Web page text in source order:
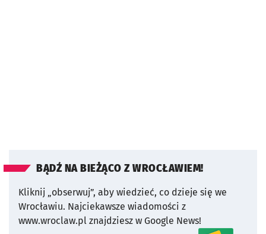
BĄDŹ NA BIEŻĄCO Z WROCŁAWIEM!
Kliknij „obserwuj”, aby wiedzieć, co dzieje się we
Wrocławiu. Najciekawsze wiadomości z
www.wroclaw.pl znajdziesz w Google News!